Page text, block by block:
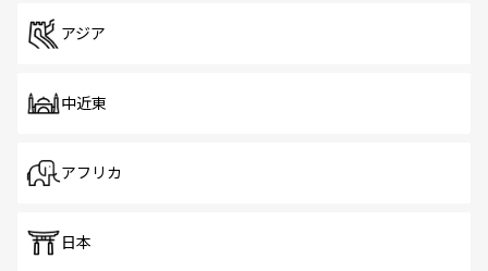
アジア
中近東
アフリカ
日本